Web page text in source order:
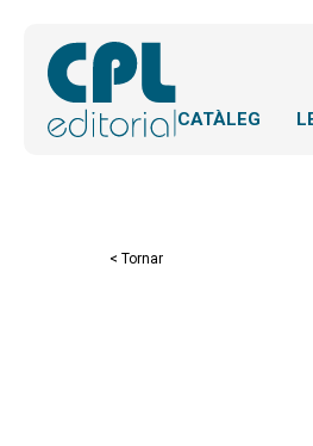
CATÀLEG
< Tornar